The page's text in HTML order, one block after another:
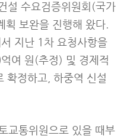
설 수요검증위원회(국가
획 보완을 진행해 왔다.
지난 1차 요청사항을
여 원(추정) 및 경제적
확정하고, 하중역 신설
교통위원으로 있을 때부